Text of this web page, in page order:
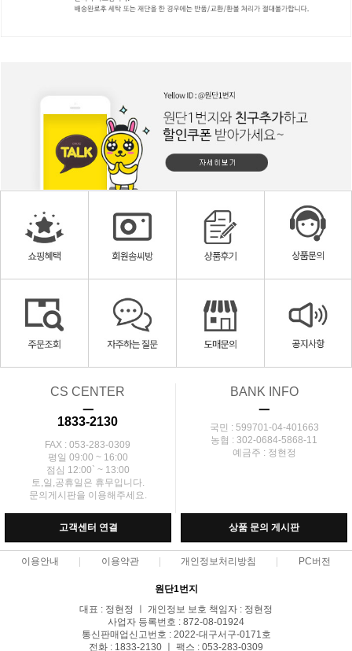
CS CENTER
ㅡ
1833-2130
FAX : 053-283-0309
평일 09:00 ~ 16:00
점심 12:00` ~ 13:00
토,일,공휴일은 휴무입니다.
문의게시판을 이용해주세요.
BANK INFO
ㅡ
국민 : 599701-04-401663
농협 : 302-0684-5868-11
예금주 : 정현정
고객센터 연결 상품 문의 게시판
이용안내 이용약관 개인정보처리방침 PC버전
원단1번지
대표 : 정현정 ㅣ 개인정보 보호 책임자 : 정현정
사업자 등록번호 : 872-08-01924
통신판매업신고번호 : 2022-대구서구-0171호
전화 : 1833-2130 ㅣ 팩스 : 053-283-0309